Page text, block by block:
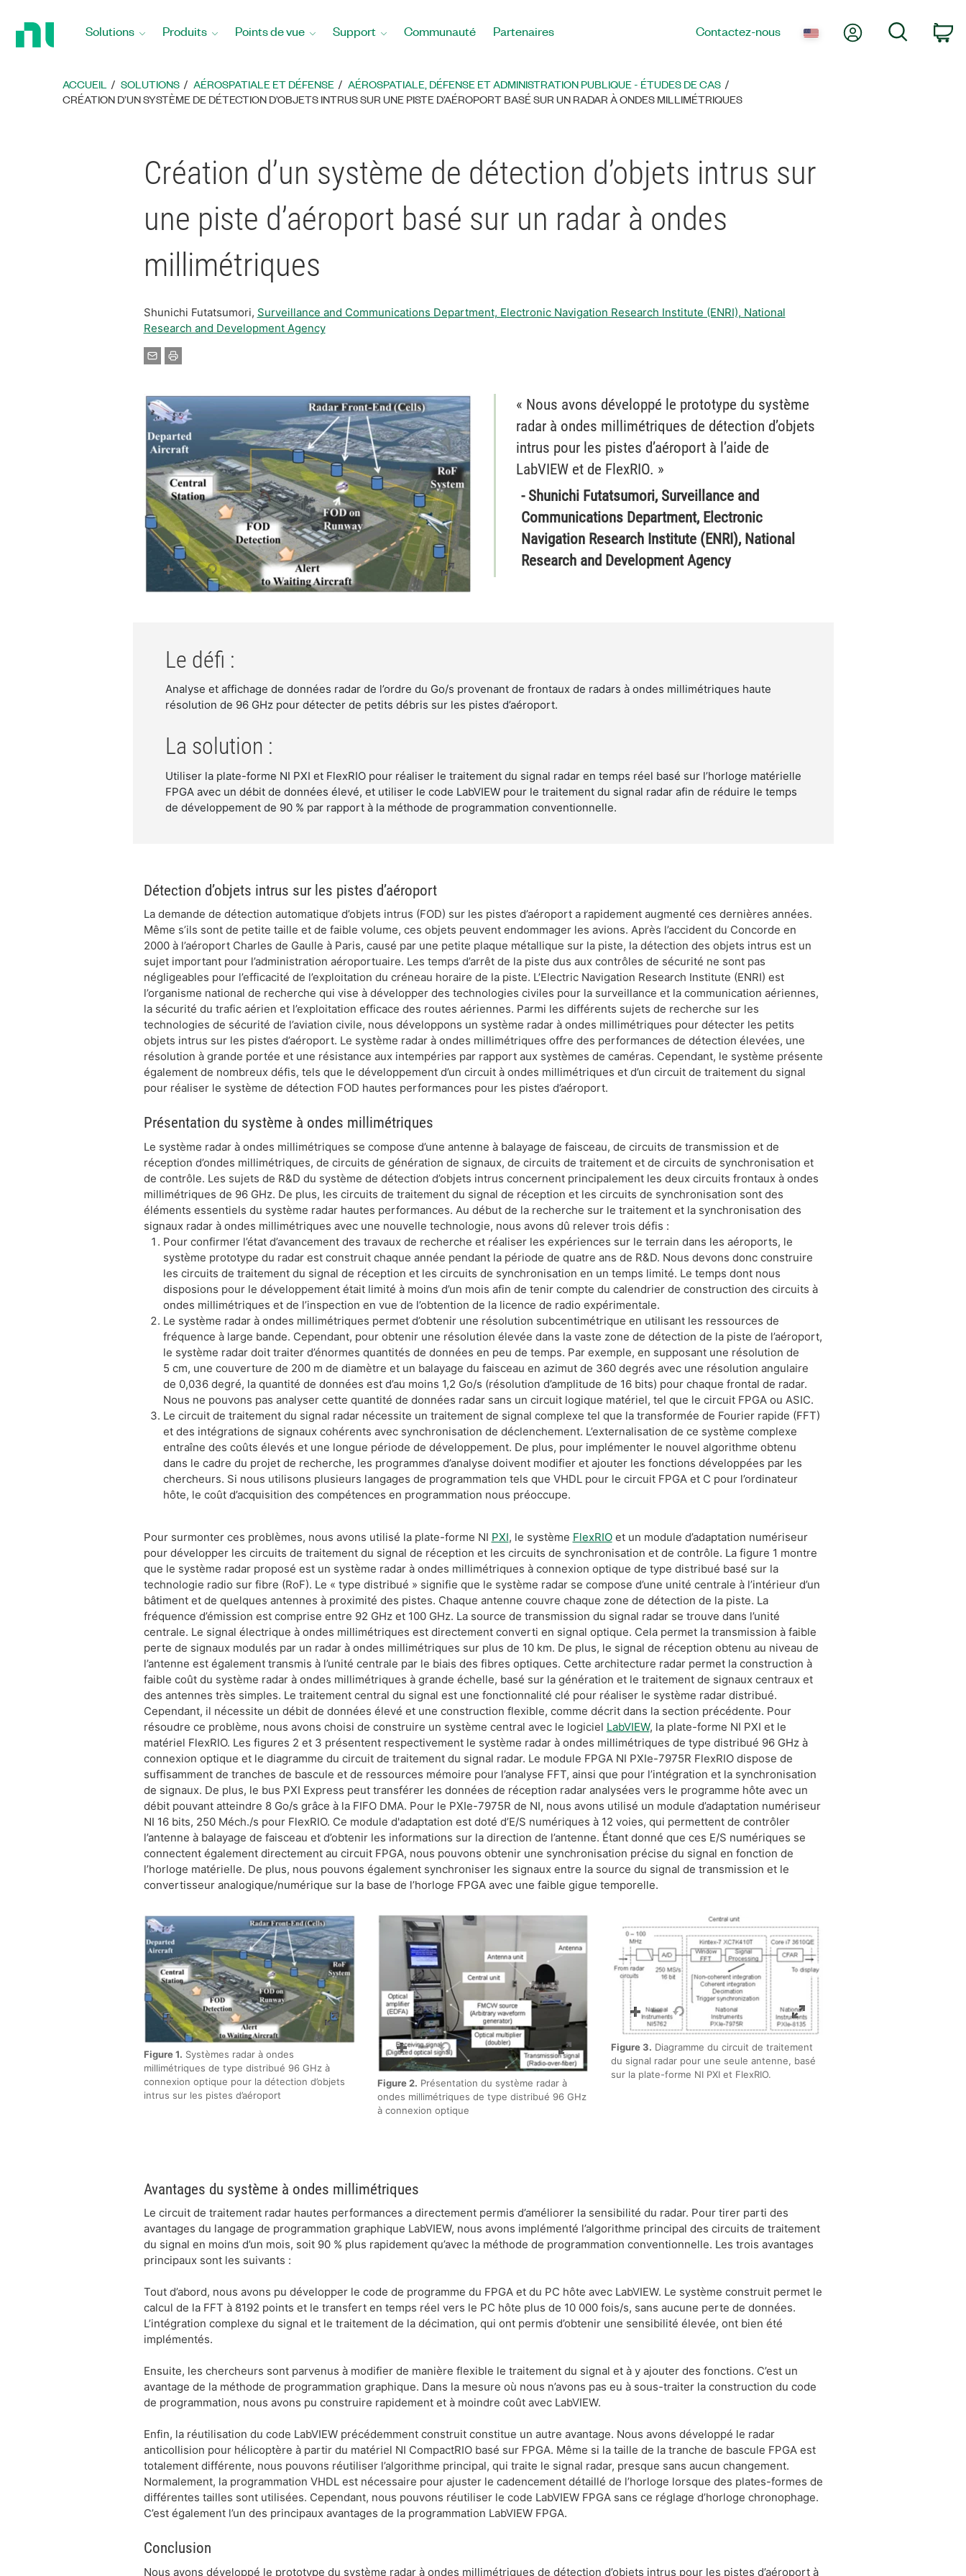
Solutions Produits Points de vue Support Communauté Partenaires Contactez-nous Mon compte
ACCUEIL SOLUTIONS AÉROSPATIALE ET DÉFENSE
AÉROSPATIALE, DÉFENSE ET ADMINISTRATION PUBLIQUE - ÉTUDES DE CAS
CRÉATION D’UN SYSTÈME DE DÉTECTION D’OBJETS INTRUS SUR UNE PISTE D’AÉROPORT BASÉ SUR UN RADAR À ONDES MILLIMÉTRIQUES
Création d’un système de détection d’objets intrus sur
une piste d’aéroport basé sur un radar à ondes
millimétriques
Shunichi Futatsumori, Surveillance and Communications Department, Electronic Navigation Research Institute (ENRI), National
Research and Development Agency
« Nous avons développé le prototype du système
radar à ondes millimétriques de détection d’objets
intrus pour les pistes d’aéroport à l’aide de
LabVIEW et de FlexRIO. »
- Shunichi Futatsumori, Surveillance and
Communications Department, Electronic
Navigation Research Institute (ENRI), National
Research and Development Agency
Le défi :
Analyse et affichage de données radar de l’ordre du Go/s provenant de frontaux de radars à ondes millimétriques haute
résolution de 96 GHz pour détecter de petits débris sur les pistes d’aéroport.
La solution :
Utiliser la plate-forme NI PXI et FlexRIO pour réaliser le traitement du signal radar en temps réel basé sur l’horloge matérielle
FPGA avec un débit de données élevé, et utiliser le code LabVIEW pour le traitement du signal radar afin de réduire le temps
de développement de 90 % par rapport à la méthode de programmation conventionnelle.
Détection d’objets intrus sur les pistes d’aéroport
La demande de détection automatique d’objets intrus (FOD) sur les pistes d’aéroport a rapidement augmenté ces dernières années.
Même s’ils sont de petite taille et de faible volume, ces objets peuvent endommager les avions. Après l’accident du Concorde en
2000 à l’aéroport Charles de Gaulle à Paris, causé par une petite plaque métallique sur la piste, la détection des objets intrus est un
sujet important pour l’administration aéroportuaire. Les temps d’arrêt de la piste dus aux contrôles de sécurité ne sont pas
négligeables pour l’efficacité de l’exploitation du créneau horaire de la piste. L’Electric Navigation Research Institute (ENRI) est
l’organisme national de recherche qui vise à développer des technologies civiles pour la surveillance et la communication aériennes,
la sécurité du trafic aérien et l’exploitation efficace des routes aériennes. Parmi les différents sujets de recherche sur les
technologies de sécurité de l’aviation civile, nous développons un système radar à ondes millimétriques pour détecter les petits
objets intrus sur les pistes d’aéroport. Le système radar à ondes millimétriques offre des performances de détection élevées, une
résolution à grande portée et une résistance aux intempéries par rapport aux systèmes de caméras. Cependant, le système présente
également de nombreux défis, tels que le développement d’un circuit à ondes millimétriques et d’un circuit de traitement du signal
pour réaliser le système de détection FOD hautes performances pour les pistes d’aéroport.
Présentation du système à ondes millimétriques
Le système radar à ondes millimétriques se compose d’une antenne à balayage de faisceau, de circuits de transmission et de
réception d’ondes millimétriques, de circuits de génération de signaux, de circuits de traitement et de circuits de synchronisation et
de contrôle. Les sujets de R&D du système de détection d’objets intrus concernent principalement les deux circuits frontaux à ondes
millimétriques de 96 GHz. De plus, les circuits de traitement du signal de réception et les circuits de synchronisation sont des
éléments essentiels du système radar hautes performances. Au début de la recherche sur le traitement et la synchronisation des
signaux radar à ondes millimétriques avec une nouvelle technologie, nous avons dû relever trois défis :
Pour confirmer l’état d’avancement des travaux de recherche et réaliser les expériences sur le terrain dans les aéroports, le
système prototype du radar est construit chaque année pendant la période de quatre ans de R&D. Nous devons donc construire
les circuits de traitement du signal de réception et les circuits de synchronisation en un temps limité. Le temps dont nous
disposions pour le développement était limité à moins d’un mois afin de tenir compte du calendrier de construction des circuits à
ondes millimétriques et de l’inspection en vue de l’obtention de la licence de radio expérimentale.
Le système radar à ondes millimétriques permet d’obtenir une résolution subcentimétrique en utilisant les ressources de
fréquence à large bande. Cependant, pour obtenir une résolution élevée dans la vaste zone de détection de la piste de l’aéroport,
le système radar doit traiter d’énormes quantités de données en peu de temps. Par exemple, en supposant une résolution de
5 cm, une couverture de 200 m de diamètre et un balayage du faisceau en azimut de 360 degrés avec une résolution angulaire
de 0,036 degré, la quantité de données est d’au moins 1,2 Go/s (résolution d’amplitude de 16 bits) pour chaque frontal de radar.
Nous ne pouvons pas analyser cette quantité de données radar sans un circuit logique matériel, tel que le circuit FPGA ou ASIC.
Le circuit de traitement du signal radar nécessite un traitement de signal complexe tel que la transformée de Fourier rapide (FFT)
et des intégrations de signaux cohérents avec synchronisation de déclenchement. L’externalisation de ce système complexe
entraîne des coûts élevés et une longue période de développement. De plus, pour implémenter le nouvel algorithme obtenu
dans le cadre du projet de recherche, les programmes d’analyse doivent modifier et ajouter les fonctions développées par les
chercheurs. Si nous utilisons plusieurs langages de programmation tels que VHDL pour le circuit FPGA et C pour l’ordinateur
hôte, le coût d’acquisition des compétences en programmation nous préoccupe.
Pour surmonter ces problèmes, nous avons utilisé la plate-forme NI PXI, le système FlexRIOet un module d’adaptation numériseur
pour développer les circuits de traitement du signal de réception et les circuits de synchronisation et de contrôle. La figure 1 montre
que le système radar proposé est un système radar à ondes millimétriques à connexion optique de type distribué basé sur la
technologie radio sur fibre (RoF). Le « type distribué » signifie que le système radar se compose d’une unité centrale à l’intérieur d’un
bâtiment et de quelques antennes à proximité des pistes. Chaque antenne couvre chaque zone de détection de la piste. La
fréquence d’émission est comprise entre 92 GHz et 100 GHz. La source de transmission du signal radar se trouve dans l’unité
centrale. Le signal électrique à ondes millimétriques est directement converti en signal optique. Cela permet la transmission à faible
perte de signaux modulés par un radar à ondes millimétriques sur plus de 10 km. De plus, le signal de réception obtenu au niveau de
l’antenne est également transmis à l’unité centrale par le biais des fibres optiques. Cette architecture radar permet la construction à
faible coût du système radar à ondes millimétriques à grande échelle, basé sur la génération et le traitement de signaux centraux et
des antennes très simples. Le traitement central du signal est une fonctionnalité clé pour réaliser le système radar distribué.
Cependant, il nécessite un débit de données élevé et une construction flexible, comme décrit dans la section précédente. Pour
résoudre ce problème, nous avons choisi de construire un système central avec le logiciel LabVIEW, la plate-forme NI PXI et le
matériel FlexRIO. Les figures 2 et 3 présentent respectivement le système radar à ondes millimétriques de type distribué 96 GHz à
connexion optique et le diagramme du circuit de traitement du signal radar. Le module FPGA NI PXIe-7975R FlexRIO dispose de
suffisamment de tranches de bascule et de ressources mémoire pour l’analyse FFT, ainsi que pour l’intégration et la synchronisation
de signaux. De plus, le bus PXI Express peut transférer les données de réception radar analysées vers le programme hôte avec un
débit pouvant atteindre 8 Go/s grâce à la FIFO DMA. Pour le PXIe-7975R de NI, nous avons utilisé un module d’adaptation numériseur
NI 16 bits, 250 Méch./s pour FlexRIO. Ce module d'adaptation est doté d’E/S numériques à 12 voies, qui permettent de contrôler
l’antenne à balayage de faisceau et d’obtenir les informations sur la direction de l’antenne. Étant donné que ces E/S numériques se
connectent également directement au circuit FPGA, nous pouvons obtenir une synchronisation précise du signal en fonction de
l’horloge matérielle. De plus, nous pouvons également synchroniser les signaux entre la source du signal de transmission et le
convertisseur analogique/numérique sur la base de l’horloge FPGA avec une faible gigue temporelle.
Figure 1. Systèmes radar à ondes
millimétriques de type distribué 96 GHz à
connexion optique pour la détection d’objets
intrus sur les pistes d’aéroport
Figure 2. Présentation du système radar à
ondes millimétriques de type distribué 96 GHz
à connexion optique
Figure 3. Diagramme du circuit de traitement
du signal radar pour une seule antenne, basé
sur la plate-forme NI PXI et FlexRIO.
Avantages du système à ondes millimétriques
Le circuit de traitement radar hautes performances a directement permis d’améliorer la sensibilité du radar. Pour tirer parti des
avantages du langage de programmation graphique LabVIEW, nous avons implémenté l’algorithme principal des circuits de traitement
du signal en moins d’un mois, soit 90 % plus rapidement qu’avec la méthode de programmation conventionnelle. Les trois avantages
principaux sont les suivants :
Tout d’abord, nous avons pu développer le code de programme du FPGA et du PC hôte avec LabVIEW. Le système construit permet le
calcul de la FFT à 8192 points et le transfert en temps réel vers le PC hôte plus de 10 000 fois/s, sans aucune perte de données.
L’intégration complexe du signal et le traitement de la décimation, qui ont permis d’obtenir une sensibilité élevée, ont bien été
implémentés.
Ensuite, les chercheurs sont parvenus à modifier de manière flexible le traitement du signal et à y ajouter des fonctions. C’est un
avantage de la méthode de programmation graphique. Dans la mesure où nous n’avons pas eu à sous-traiter la construction du code
de programmation, nous avons pu construire rapidement et à moindre coût avec LabVIEW.
Enfin, la réutilisation du code LabVIEW précédemment construit constitue un autre avantage. Nous avons développé le radar
anticollision pour hélicoptère à partir du matériel NI CompactRIO basé sur FPGA. Même si la taille de la tranche de bascule FPGA est
totalement différente, nous pouvons réutiliser l’algorithme principal, qui traite le signal radar, presque sans aucun changement.
Normalement, la programmation VHDL est nécessaire pour ajuster le cadencement détaillé de l’horloge lorsque des plates-formes de
différentes tailles sont utilisées. Cependant, nous pouvons réutiliser le code LabVIEW FPGA sans ce réglage d’horloge chronophage.
C’est également l’un des principaux avantages de la programmation LabVIEW FPGA.
Conclusion
Nous avons développé le prototype du système radar à ondes millimétriques de détection d’objets intrus pour les pistes d’aéroport à